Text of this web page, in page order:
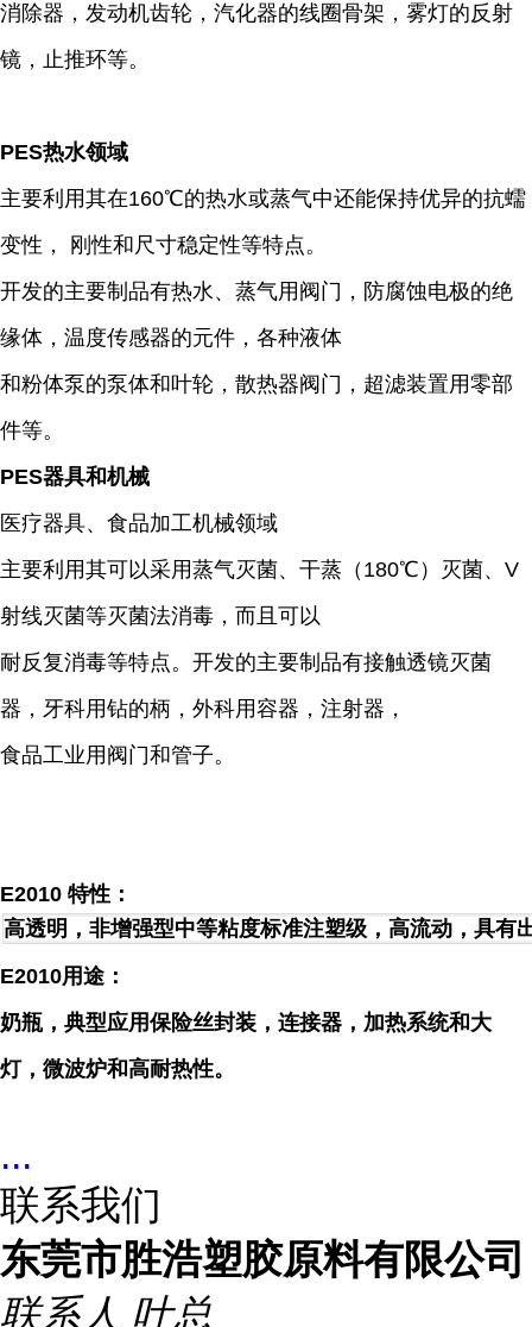
消除器，发动机齿轮，汽化器的线圈骨架，雾灯的反射
镜，止推环等。
PES热水领域
主要利用其在160℃的热水或蒸气中还能保持优异的抗蠕
变性， 刚性和尺寸稳定性等特点。
开发的主要制品有热水、蒸气用阀门，防腐蚀电极的绝
缘体，温度传感器的元件，各种液体
和粉体泵的泵体和叶轮，散热器阀门，超滤装置用零部
件等。
PES器具和机械
医疗器具、食品加工机械领域
主要利用其可以采用蒸气灭菌、干蒸（180℃）灭菌、V
射线灭菌等灭菌法消毒，而且可以
耐反复消毒等特点。开发的主要制品有接触透镜灭菌
器，牙科用钻的柄，外科用容器，注射器，
食品工业用阀门和管子。
E2010 特性：
高透明，非增强型中等粘度标准注塑级，高流动，具有
E2010用途：
奶瓶，典型应用保险丝封装，连接器，加热系统和大
灯，微波炉和高耐热性。
...
联系我们
东莞市胜浩塑胶原料有限公司
联系人 叶总